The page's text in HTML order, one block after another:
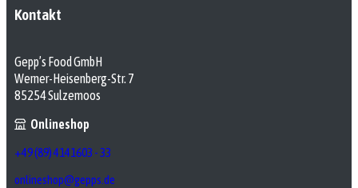
Kontakt
Gepp’s Food GmbH
Werner-Heisenberg-Str. 7
85254 Sulzemoos
Onlineshop
+49 (89) 4141603 - 33
onlineshop@gepps.de